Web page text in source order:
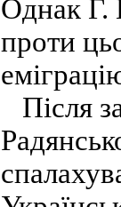
Однак Г.
проти
Після